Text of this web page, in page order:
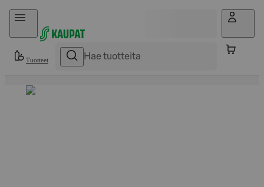
Hyppää sisältöön
Tuotteet